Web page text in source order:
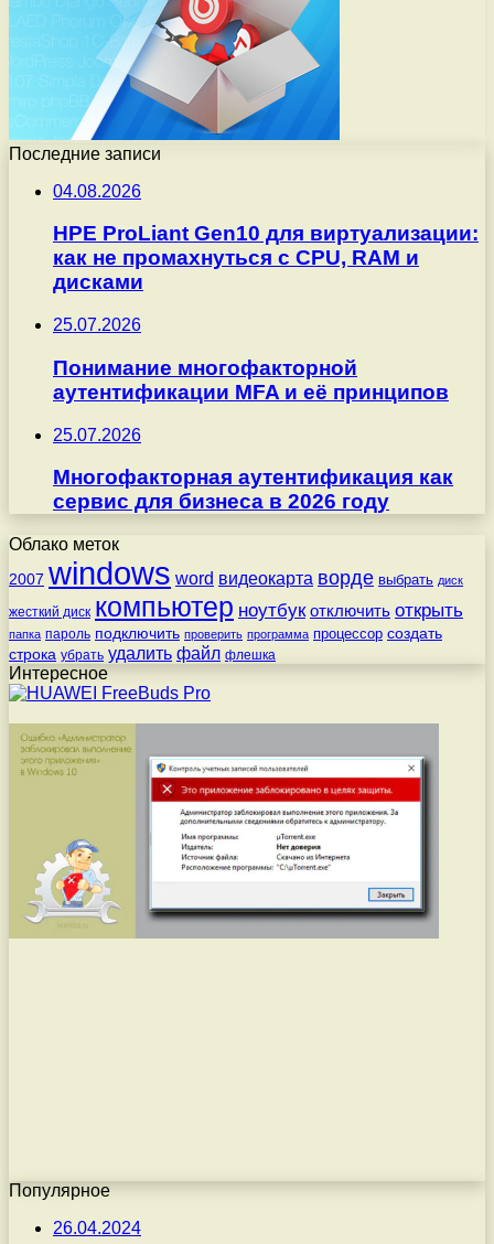
Последние записи
04.08.2026
HPE ProLiant Gen10 для виртуализации:
как не промахнуться с CPU, RAM и
дисками
25.07.2026
Понимание многофакторной
аутентификации MFA и её принципов
25.07.2026
Многофакторная аутентификация как
сервис для бизнеса в 2026 году
Облако меток
2007 windows word видеокарта ворде выбрать диск
жесткий диск компьютер ноутбук отключить открыть
папка пароль подключить проверить программа процессор создать
строка убрать удалить файл флешка
Интересное
Популярное
26.04.2024